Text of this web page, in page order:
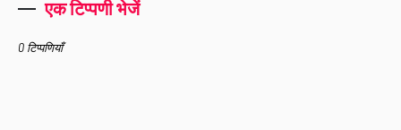
एक टिप्पणी भेजें
0 टिप्पणियाँ